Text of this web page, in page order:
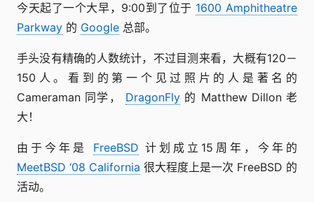
今天起了一个大早，9:00到了位于 1600 Amphitheatre
Parkway 的 Google 总部。
手头没有精确的人数统计，不过目测来看，大概有120－
150人。看到的第一个见过照片的人是著名的
Cameraman 同学， DragonFly 的 Matthew Dillon 老
大！
由于今年是 FreeBSD 计划成立15周年，今年的
MeetBSD ‘08 California 很大程度上是一次 FreeBSD 的
活动。